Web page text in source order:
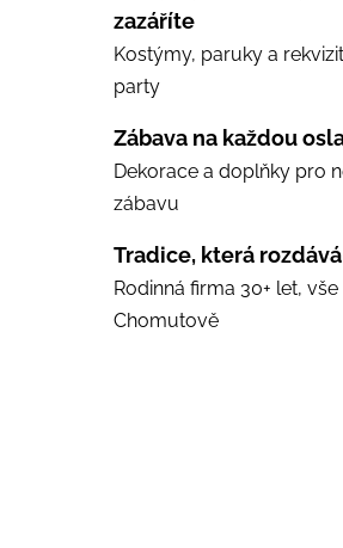
zazáříte
Kostýmy, paruky a
party
Zábava na každou
Dekorace a doplňky pro
zábavu
Tradice, která
Rodinná firma 30+ let,
Chomutově